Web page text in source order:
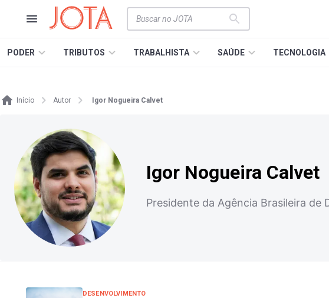
PODER TRIBUTOS TRABALHISTA SAÚDE TECNOLOGIA
Início Autor Igor Nogueira Calvet
Igor Nogueira Calvet
Presidente da Agência Brasileira de
DESENVOLVIMENTO